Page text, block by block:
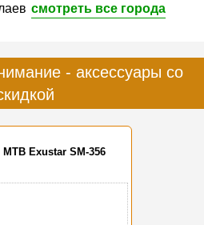
смотреть все города
- аксессуары со
Exustar SM-356